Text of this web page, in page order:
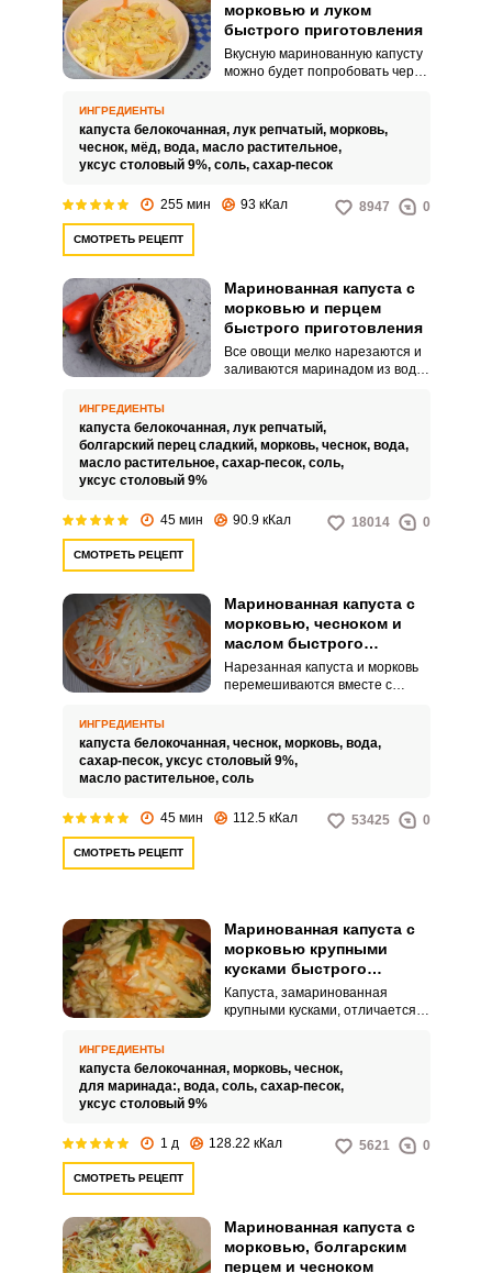
морковью и луком
быстрого приготовления
Вкусную маринованную капусту
можно будет попробовать через
утром, чтобы к обеду подать ее
на стол вместе с основным
блюдом.
ИНГРЕДИЕНТЫ
капуста белокочанная, лук репчатый, морковь,
чеснок, мёд, вода, масло растительное,
уксус столовый 9%, соль, сахар-песок
255 мин 93 кКал 8947 0
СМОТРЕТЬ РЕЦЕПТ
Маринованная капуста с
морковью и перцем
быстрого приготовления
Все овощи мелко нарезаются и
заливаются маринадом из воды,
минут получится очень вкусное,
хрустящее и полезное блюдо.
ИНГРЕДИЕНТЫ
капуста белокочанная, лук репчатый,
болгарский перец сладкий, морковь, чеснок, вода,
масло растительное, сахар-песок, соль,
уксус столовый 9%
45 мин 90.9 кКал 18014 0
СМОТРЕТЬ РЕЦЕПТ
Маринованная капуста с
морковью, чесноком и
маслом быстрого
приготовления
Нарезанная капуста и морковь
перемешиваются вместе с
сахара, уксуса и растительного
масла.
ИНГРЕДИЕНТЫ
капуста белокочанная, чеснок, морковь, вода,
сахар-песок, уксус столовый 9%,
масло растительное, соль
45 мин 112.5 кКал 53425 0
СМОТРЕТЬ РЕЦЕПТ
Маринованная капуста с
морковью крупными
кусками быстрого
приготовления
Капуста, замаринованная
крупными кусками, отличается
получается более хрустящей и
сочной, но требует большего
ИНГРЕДИЕНТЫ
капуста белокочанная, морковь, чеснок,
для маринада:, вода, соль, сахар-песок,
уксус столовый 9%
1 д 128.22 кКал 5621 0
СМОТРЕТЬ РЕЦЕПТ
Маринованная капуста с
морковью, болгарским
перцем и чесноком